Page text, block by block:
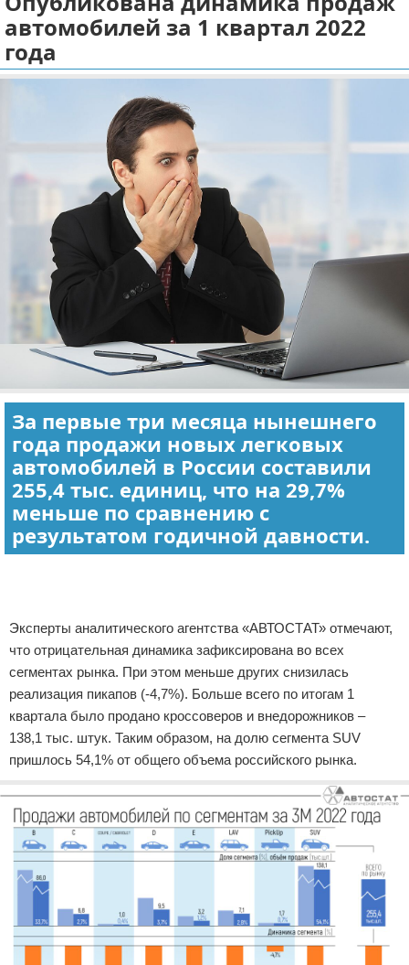
Экономика
Разное
Отказ от ответственности
автомобилей за 1 квартал 2022
года
За первые три месяца нынешнего
года продажи новых легковых
автомобилей в России составили
255,4 тыс. единиц, что на 29,7%
меньше по сравнению с
результатом годичной давности.
Эксперты аналитического агентства «АВТОСТАТ» отмечают,
что отрицательная динамика зафиксирована во всех
сегментах рынка. При этом меньше других снизилась
реализация пикапов (-4,7%). Больше всего по итогам 1
квартала было продано кроссоверов и внедорожников –
138,1 тыс. штук. Таким образом, на долю сегмента SUV
пришлось 54,1% от общего объема российского рынка.